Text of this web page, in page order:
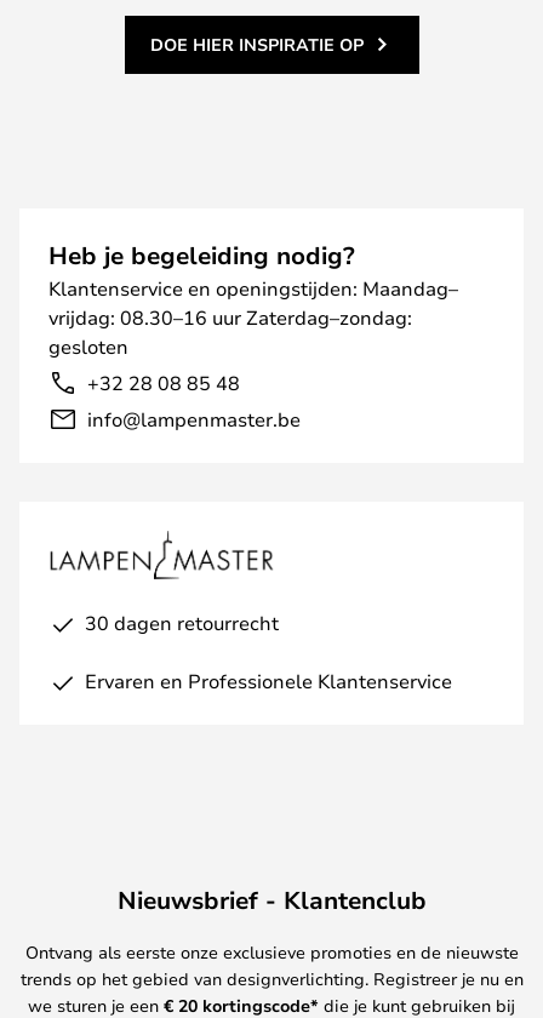
DOE HIER INSPIRATIE OP
Heb je begeleiding nodig?
Klantenservice en openingstijden: Maandag–
vrijdag: 08.30–16 uur Zaterdag–zondag:
gesloten
+32 28 08 85 48
info@lampenmaster.be
30 dagen retourrecht
Ervaren en Professionele Klantenservice
Nieuwsbrief - Klantenclub
Ontvang als eerste onze exclusieve promoties en de nieuwste
trends op het gebied van designverlichting. Registreer je nu en
we sturen je een € 20 kortingscode* die je kunt gebruiken bij